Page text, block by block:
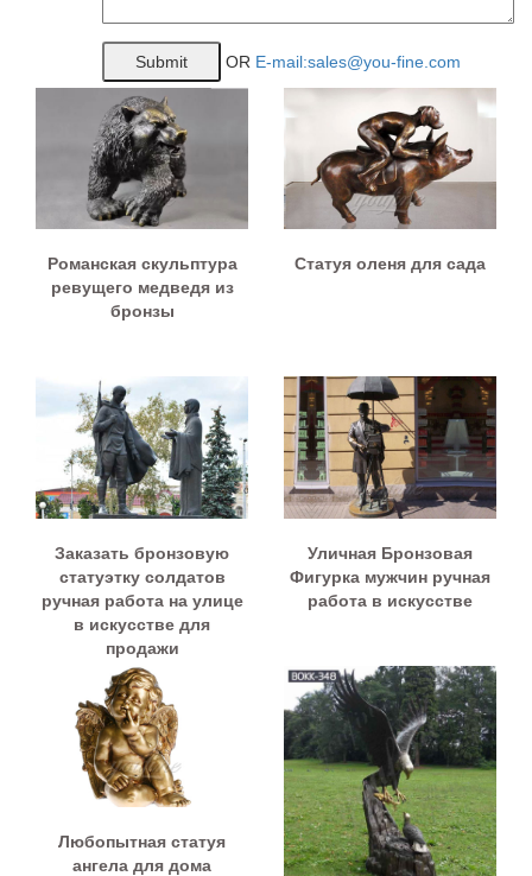
OR E-mail:sales@you-fine.com
Романская скульптура
ревущего медведя из
бронзы
Статуя оленя для сада
Заказать бронзовую
статуэтку солдатов
ручная работа на улице
в искусстве для
продажи
Уличная Бронзовая
Фигурка мужчин ручная
работа в искусстве
Любопытная статуя
ангела для дома